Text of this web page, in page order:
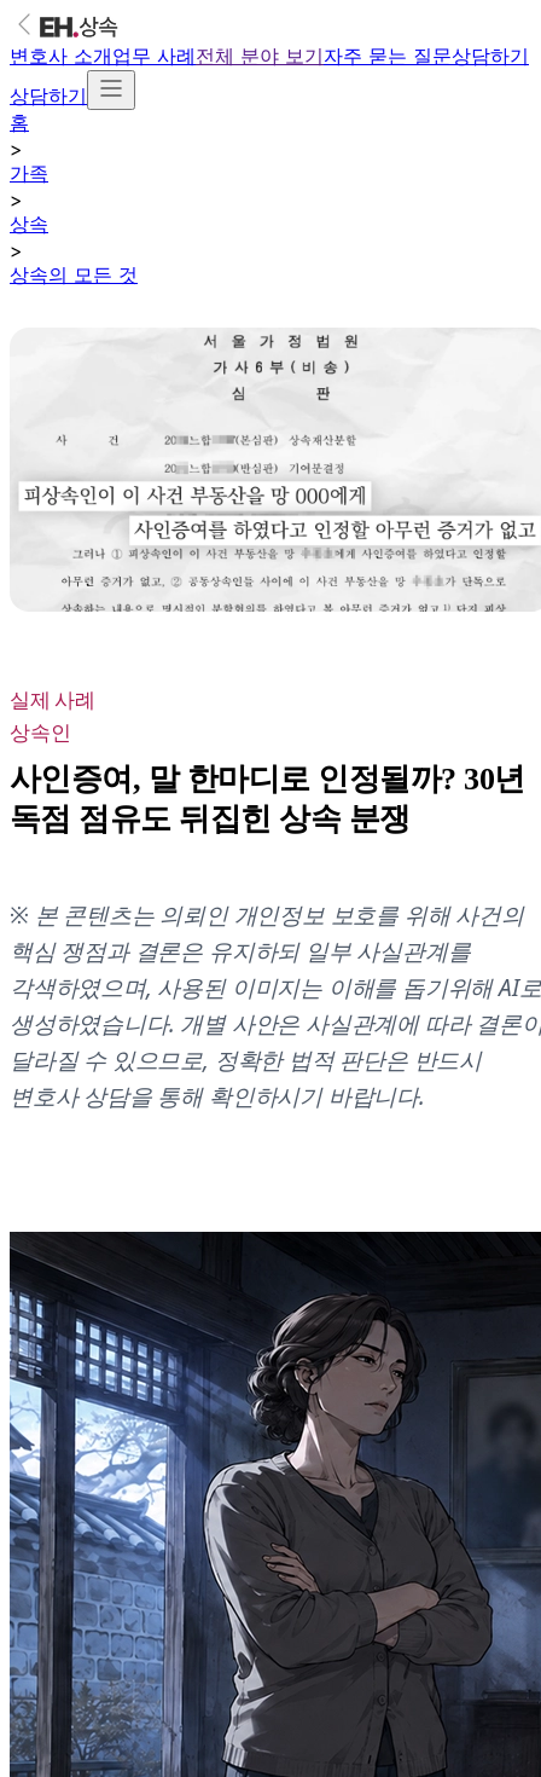
변호사 소개업무 사례전체 분야 보기자주 묻는 질문상담하기
상담하기
홈
>
가족
>
상속
>
상속의 모든 것
실제 사례
상속인
사인증여, 말 한마디로 인정될까? 30년
독점 점유도 뒤집힌 상속 분쟁
※ 본 콘텐츠는 의뢰인 개인정보 보호를 위해 사건의
핵심 쟁점과 결론은 유지하되 일부 사실관계를
각색하였으며, 사용된 이미지는 이해를 돕기위해 AI로
생성하였습니다. 개별 사안은 사실관계에 따라 결론
달라질 수 있으므로, 정확한 법적 판단은 반드시
변호사 상담을 통해 확인하시기 바랍니다.